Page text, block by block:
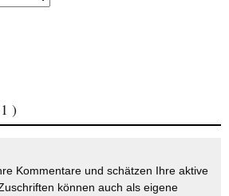
)
Kommentare und schätzen Ihre aktive
können auch als eigene